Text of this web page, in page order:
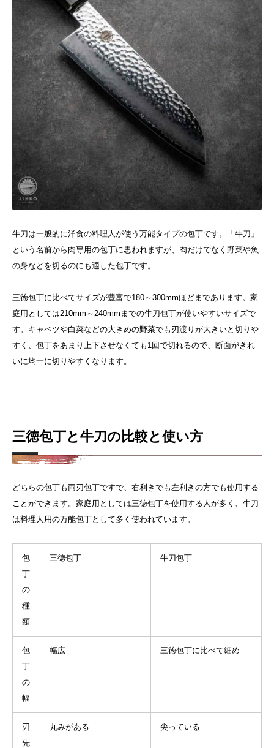
牛刀は一般的に洋食の料理人が使う万能タイプの包丁です。「牛刀」
という名前から肉専用の包丁に思われますが、肉だけでなく野菜や魚
の身などを切るのにも適した包丁です。
三徳包丁に比べてサイズが豊富で180～300mmほどまであります。家
庭用としては210mm～240mmまでの牛刀包丁が使いやすいサイズで
す。キャベツや白菜などの大きめの野菜でも刃渡りが大きいと切りや
すく、包丁をあまり上下させなくても1回で切れるので、断面がきれ
いに均一に切りやすくなります。
三徳包丁と牛刀の比較と使い方
どちらの包丁も両刃包丁ですで、右利きでも左利きの方でも使用する
ことができます。家庭用としては三徳包丁を使用する人が多く、牛刀
は料理人用の万能包丁として多く使われています。
包
丁
の
種
類
三徳包丁 牛刀包丁
包
丁
の
幅
幅広 三徳包丁に比べて細め
刃
先
丸みがある 尖っている